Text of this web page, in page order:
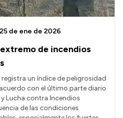
de incendios
25 de ene de 2026
un índice de peligrosidad
con el último parte diario
Lucha contra Incendios
de las condiciones